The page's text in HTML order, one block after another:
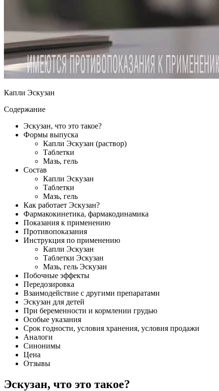
Капли Эскузан
Содержание
Эскузан, что это такое?
Формы выпуска
Капли Эскузан (раствор)
Таблетки
Мазь, гель
Состав
Капли Эскузан
Таблетки
Мазь, гель
Как работает Эскузан?
Фармакокинетика, фармакодинамика
Показания к применению
Противопоказания
Инструкция по применению
Капли Эскузан
Таблетки Эскузан
Мазь, гель Эскузан
Побочные эффекты
Передозировка
Взаимодействие с другими препаратами
Эскузан для детей
При беременности и кормлении грудью
Особые указания
Срок годности, условия хранения, условия продажи
Аналоги
Синонимы
Цена
Отзывы
Эскузан, что это такое?